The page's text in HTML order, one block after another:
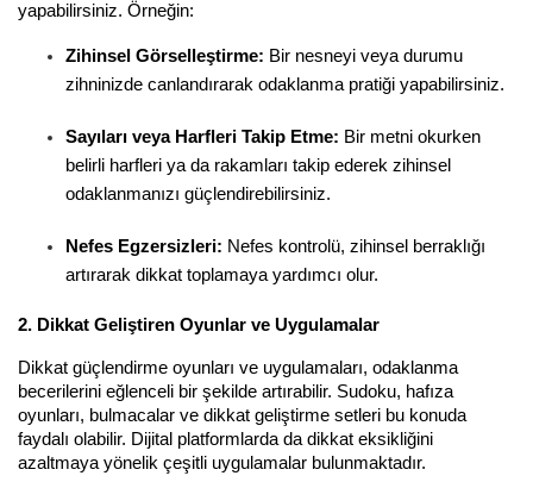
yapabilirsiniz. Örneğin:
Zihinsel Görselleştirme: Bir nesneyi veya durumu
zihninizde canlandırarak odaklanma pratiği yapabilirsiniz.
Sayıları veya Harfleri Takip Etme: Bir metni okurken
belirli harfleri ya da rakamları takip ederek zihinsel
odaklanmanızı güçlendirebilirsiniz.
Nefes Egzersizleri: Nefes kontrolü, zihinsel berraklığı
artırarak dikkat toplamaya yardımcı olur.
2. Dikkat Geliştiren Oyunlar ve Uygulamalar
Dikkat güçlendirme oyunları ve uygulamaları, odaklanma
becerilerini eğlenceli bir şekilde artırabilir. Sudoku, hafıza
oyunları, bulmacalar ve dikkat geliştirme setleri bu konuda
faydalı olabilir. Dijital platformlarda da dikkat eksikliğini
azaltmaya yönelik çeşitli uygulamalar bulunmaktadır.